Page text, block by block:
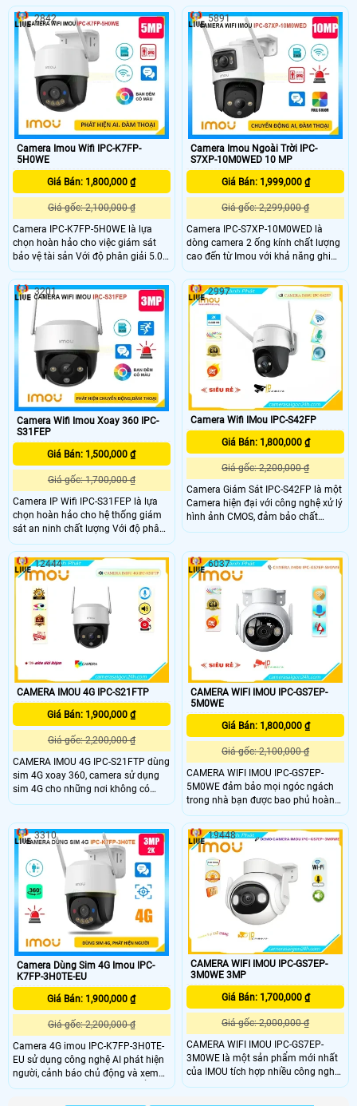
ảnh 5.0MP tiết kiệm băng thông và
chi phí, giám sát ban đêm tốt với
hồng ngoại 50m. Truyền tải hình
ảnh qua IP Wifi Digital chất lượng,
chống ngược sáng HDR
xem màu sắc Full Color 30m vào
ban đêm, trang bị đèn trợ sáng kép,
loa đàm thoại tích hợp, Chống
Ngược Sáng HDR. Camera nhỏ gọn,
xoay 360 độ, thiết kế cao cấp.
Camera Imou Wifi IPC-K7FP-
5H0WE
Giá Bán: 1,800,000 ₫
Giá gốc: 2,100,000 ₫
Camera IPC-K7FP-5H0WE là lựa
chọn hoàn hảo cho việc giám sát
bảo vệ tài sản Với độ phân giải 5.0
megapixel camera không dây này
kết hợp khả năng phát hiện chuyển
động thông minh và phát hiện hình
dáng người. Đặc biệt, thiết bị này
trang bị đèn cảnh báo xâm nhập và
còi hú tại chỗ, giúp người dùng dễ
dàng nhận biết sự xâm nhập
2842
Camera Imou Ngoài Trời IPC-
S7XP-10M0WED 10 MP
Giá Bán: 1,999,000 ₫
Giá gốc: 2,299,000 ₫
Camera IPC-S7XP-10M0WED là
dòng camera 2 ống kính chất lượng
cao đến từ Imou với khả năng ghi
hình siêu nét 3K trang bị 1 ống kính
xoay và 1 ống kính cố định. Ngoài
ra camera còn đem đến khả năng
phát hiện phân biệt người phương
tiện một cách chính xác, bên cạnh
đó là tầm nhìn ban đêm có màu sắc
chân thực.
5891
Camera Wifi Imou Xoay 360 IPC-
S31FEP
Giá Bán: 1,500,000 ₫
Giá gốc: 1,700,000 ₫
Camera IP Wifi IPC-S31FEP là lựa
chọn hoàn hảo cho hệ thống giám
sát an ninh chất lượng Với độ phân
giải lên đến 3.0 megapixel, IPC-
S31FEP đảm bảo hình ảnh sắc nét
Khả năng xem được ban đêm Full
Color trong khoảng cách 30m giúp
quan sát hiệu quả ngay cả khi ánh
sáng yếu và có chức năng Báo Động
Chuyển Động rất lý tưởng cho việc
lắp đặt giám sát trong gia đình, căn
hộ hoặc công trình khác
3201
Camera Wifi IMou IPC-S42FP
Giá Bán: 1,800,000 ₫
Giá gốc: 2,200,000 ₫
Camera Giám Sát IPC-S42FP là một
Camera hiện đại với công nghệ xử lý
hình ảnh CMOS, đảm bảo chất
lượng hình ảnh chân thực. Với công
có khả năng quan sát trong điều
kiện thiếu sáng màu sắc rõ ràng. Độ
phân giải 4.0 MP cho hình ảnh sắc
nét, đẹp mắt
2997
CAMERA IMOU 4G IPC-S21FTP
Giá Bán: 1,900,000 ₫
Giá gốc: 2,200,000 ₫
CAMERA IMOU 4G IPC-S21FTP dùng
sim 4G xoay 360, camera sử dụng
sim 4G cho những nơi không có
mạng wifi , Fullcolor , Tích hợp đèn
màu cực đẹp, phân giải 2.0
Megapixel, H265 , quay quét 360 Độ
ngoài trời, Công trình xây dựng,
trang trại, thích hợp ao hồ , trạm ở
biển, rẫy, . .
12444
CAMERA WIFI IMOU IPC-GS7EP-
5M0WE
Giá Bán: 1,800,000 ₫
Giá gốc: 2,100,000 ₫
CAMERA WIFI IMOU IPC-GS7EP-
5M0WE đảm bảo mọi ngóc ngách
trong nhà bạn được bao phủ hoàn
toàn . Với chứng nhận IP66, camera
có thể được sử dụng ngoài trời với
các điều kiện thời tiết khác nhau.
Với tính năng giám sát trực tiếp với
độ nét cao QHD 3K và các tính năng
xoay 0 ~ 355 ° & nghiêng 0 ~ 90 °
6037
Camera Dùng Sim 4G Imou IPC-
K7FP-3H0TE-EU
Giá Bán: 1,900,000 ₫
Giá gốc: 2,200,000 ₫
Camera 4G imou IPC-K7FP-3H0TE-
EU sử dụng công nghệ AI phát hiện
người, cảnh báo chủ động và xem
Full Color ban đêm 30m có thể giúp
3310
CAMERA WIFI IMOU IPC-GS7EP-
3M0WE 3MP
Giá Bán: 1,700,000 ₫
Giá gốc: 2,000,000 ₫
CAMERA WIFI IMOU IPC-GS7EP-
3M0WE là một sản phẩm mới nhất
của IMOU tích hợp nhiều công nghệ
đột phá như theo dõi đối tượng,
19448